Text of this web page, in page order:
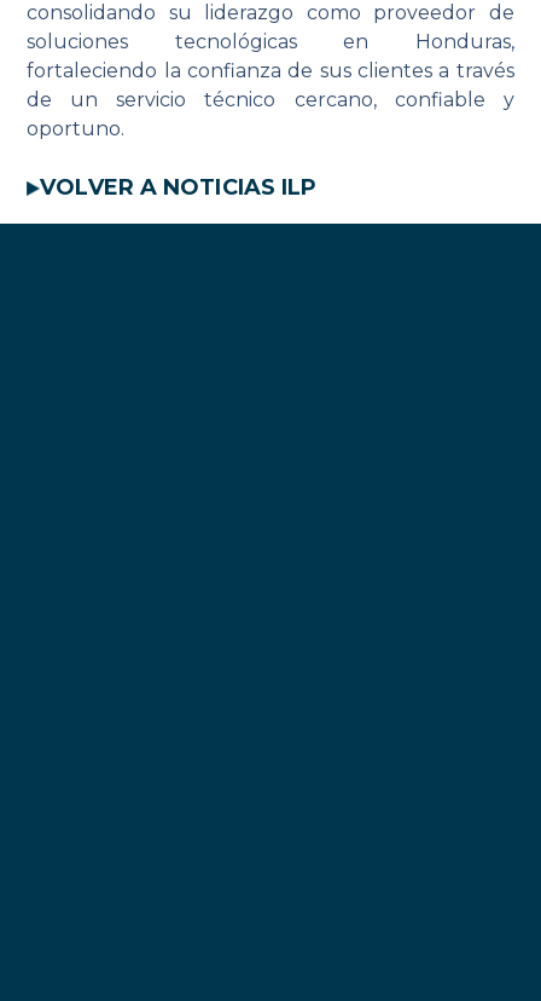
consolidando su liderazgo como proveedor de
soluciones tecnológicas en Honduras,
fortaleciendo la confianza de sus clientes a través
de un servicio técnico cercano, confiable y
oportuno.
VOLVER A NOTICIAS ILP